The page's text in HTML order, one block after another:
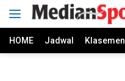
HOME Jadwal Klasemen